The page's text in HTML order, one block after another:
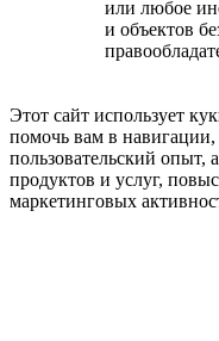
или любое
и объектов
Этот сайт использует
помочь вам в
пользовательский опыт,
продуктов и услуг,
маркетинговых